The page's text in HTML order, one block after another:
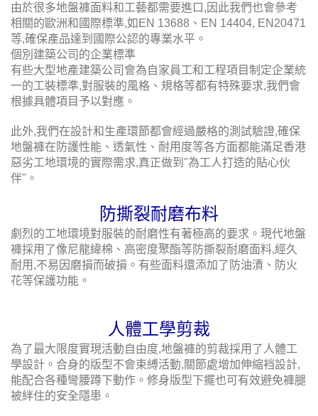
由於很多地盤褲面料和工藝都需要進口,因此我們也會參考
相關的歐洲和國際標準,如EN 13688、EN 14404, EN20471
等,確保產品達到國際公認的專業水平。
個別建築公司的企業標準
有些大型地產建築公司會為自家員工和工程項目制定企業統
一的工裝標準,對服裝的風格、規格等都有特殊要求,我們會
根據具體項目予以對應。
此外,我們在設計和生產環節都會經過嚴格的測試驗證,確保
地盤褲在防護性能、透氣性、耐用度等各方面都能滿足香港
惡劣工地環境的實際需求,真正做到"為工人打造的貼心伙
伴"。
防撕裂耐磨布料
劇烈的工地環境對服裝的耐磨性有著極高的要求。現代地盤
褲採用了像尼龍緯棉、高密度聚酯等防撕裂耐磨面料,經久
耐用,不易因磨損而破損。有些面料還添加了防油漬、防火
花等保護功能。
人體工學剪裁
為了最大限度實現活動自由度,地盤褲的剪裁採用了人體工
學設計。合身的版型不會束縛活動,關節處增加伸縮裆設計,
能配合各種彎腰蹲下動作。修身版型下擺也可有效避免褲腿
被絆住的安全隱患。